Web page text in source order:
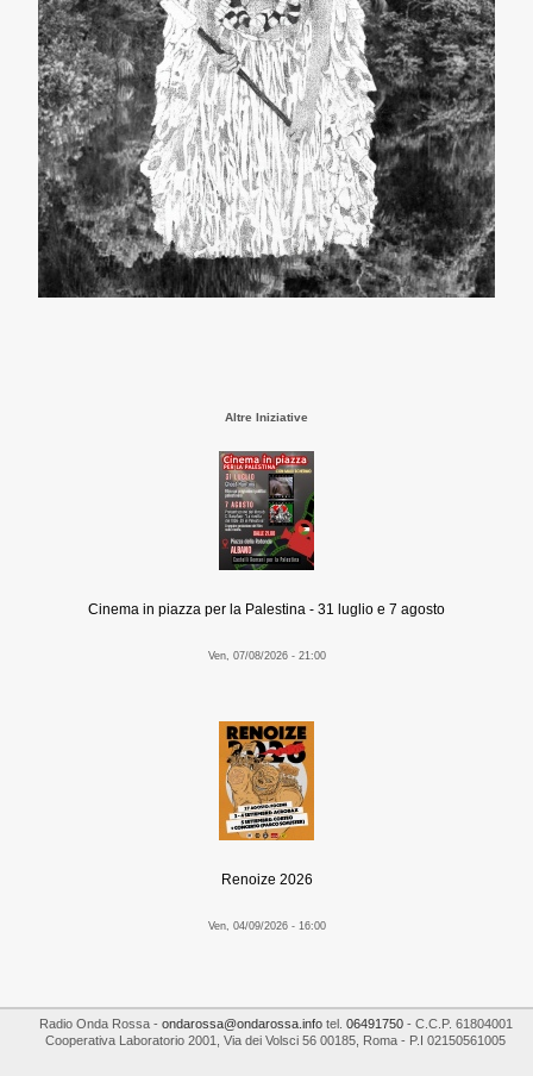
Altre Iniziative
Cinema in piazza per la Palestina - 31 luglio e 7 agosto
Ven, 07/08/2026 - 21:00
Renoize 2026
Ven, 04/09/2026 - 16:00
Radio Onda Rossa- ondarossa@ondarossa.infotel. 06491750- C.C.P. 61804001
Cooperativa Laboratorio 2001
Via dei Volsci 56 00185 Roma - P.I 02150561005